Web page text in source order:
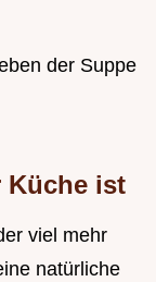
der Suppe
Küche ist
viel mehr
natürliche